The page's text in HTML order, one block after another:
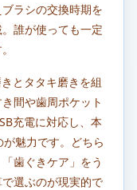
ラシの交換時期を
誰が使っても一定
とタタキ磨きを組
間や歯周ポケット
充電に対応し、本
魅力です。どちら
歯ぐきケア」をう
選ぶのが現実的で